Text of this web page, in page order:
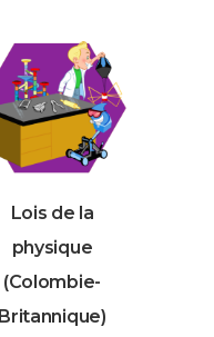
Lois de la
physique
(Colombie-
Britannique)